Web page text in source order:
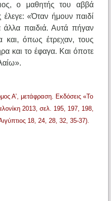
ο μαθητής του αββά
έλεγε: «Όταν ήμουν παιδί
άλλα παιδιά. Αυτά πήγαν
και, όπως έτρεχαν, τους
και το έφαγα. Και όποτε
Α’, μετάφραση. Εκδόσεις «Το
2013, σελ. 195, 197, 198,
18, 24, 28, 32, 35-37).